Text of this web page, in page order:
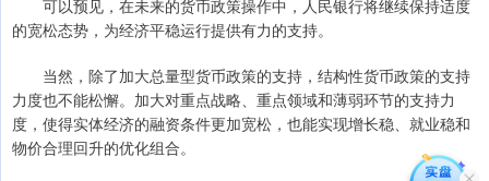
可以预见，在未来的货币政策操作中，人民银行将继续保持适度
的宽松态势，为经济平稳运行提供有力的支持。
当然，除了加大总量型货币政策的支持，结构性货币政策的支持
力度也不能松懈。加大对重点战略、重点领域和薄弱环节的支持力
度，使得实体经济的融资条件更加宽松，也能实现增长稳、就业稳和
物价合理回升的优化组合。